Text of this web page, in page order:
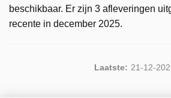
beschikbaar. Er zijn 3 afleveringen
recente in december 2025.
Laatste: 21-12-